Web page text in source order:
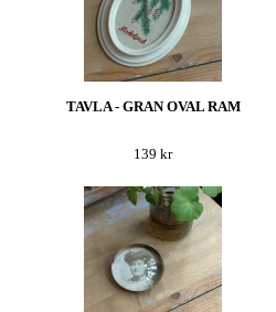
TAVLA - GRAN OVAL RAM
139 kr